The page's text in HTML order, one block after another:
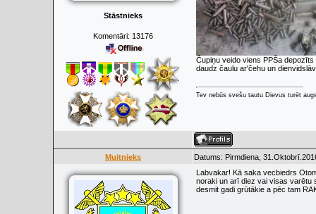
Stāstnieks
Komentāri: 13176
Čupiņu veido viens PPŠa
daudz čaulu ar'čehu un
Tev nebūs svešu tautu Dievus turēt
Muitnieks Datums: Pirmdiena,
Labvakar! Kā saka vecbiedrs
noraki un arī diez vai visas varētu
desmit gadi grūtākie a pēc tam